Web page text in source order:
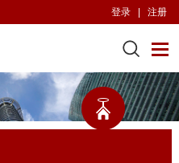
登录 注册